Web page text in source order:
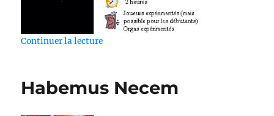
Continuer la lecturede « À travers les ténèbres »
Habemus Necem